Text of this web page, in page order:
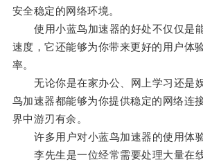
安全稳定的网络环境。
使用小蓝鸟加速器的好处不仅仅是
速度，它还能够为你带来更好的用户体
率。
无论你是在家办公、网上学习还是
鸟加速器都能够为你提供稳定的网络连
界中游刃有余。
许多用户对小蓝鸟加速器的使用体验
李先生是一位经常需要处理大量在